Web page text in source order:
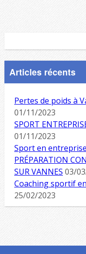
Articles récents
Pertes de poids à
01/11/2023
SPORT
01/11/2023
Sport en
PRÉPARATION
SUR VANNES 03/
Coaching sportif
25/02/2023